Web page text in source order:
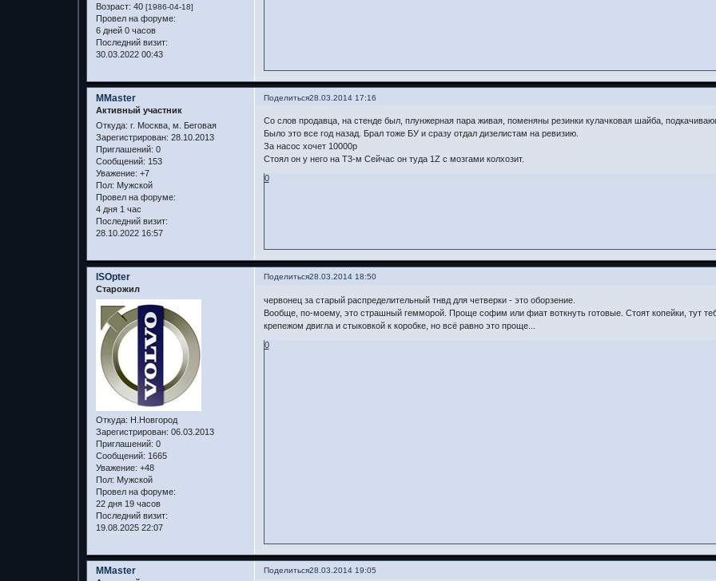
Возраст: 40 [1986-04-18]
Провел на форуме:
6 дней 0 часов
Последний визит:
30.03.2022 00:43
Поделиться28.03.2014 17:16
MMaster
Активный участник
Откуда: г. Москва, м. Беговая
Зарегистрирован: 28.10.2013
Приглашений: 0
Сообщений: 153
Уважение: +7
Пол: Мужской
Провел на форуме:
4 дня 1 час
Последний визит:
28.10.2022 16:57
Со слов продавца, на стенде был, плунжерная пара живая, поменяны резинки кулачковая шайба,
Было это все год назад. Брал тоже БУ и сразу отдал дизелистам на ревизию.
За насос хочет 10000р
Стоял он у него на Т3-м Сейчас он туда 1Z с мозгами колхозит.
0
Поделиться28.03.2014 18:50
ISOpter
Старожил
Откуда: Н.Новгород
Зарегистрирован: 06.03.2013
Приглашений: 0
Сообщений: 1665
Уважение: +48
Пол: Мужской
Провел на форуме:
22 дня 19 часов
Последний визит:
19.08.2025 22:07
червонец за старый распределительный тнвд для четверки - это оборзение.
Вообще, по-моему, это страшный гемморой. Проще софим или фиат воткнуть готовые. Стоят копейки, тут
крепежом двигла и стыковкой к коробке, но всё равно это проще...
0
Поделиться28.03.2014 19:05
MMaster